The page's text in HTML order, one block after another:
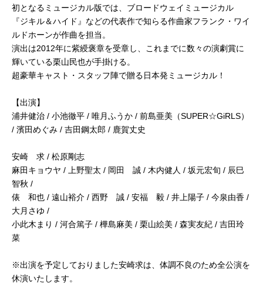
初となるミュージカル版では、ブロードウェイミュージカル
『ジキル＆ハイド』などの代表作で知らる作曲家フランク・ワイ
ルドホーンが作曲を担当。
演出は2012年に紫綬褒章を受章し、これまでに数々の演劇賞に
輝いている栗山民也が手掛ける。
超豪華キャスト・スタッフ陣で贈る日本発ミュージカル！
【出演】
浦井健治 / 小池徹平 / 唯月ふうか / 前島亜美（SUPER☆GiRLS）
/ 濱田めぐみ / 吉田鋼太郎 / 鹿賀丈史
安崎 求 / 松原剛志
麻田キョウヤ / 上野聖太 / 岡田 誠 / 木内健人 / 坂元宏旬 / 辰巳
智秋 /
俵 和也 / 遠山裕介 / 西野 誠 / 安福 毅 / 井上陽子 / 今泉由香 /
大月さゆ /
小此木まり / 河合篤子 / 樺島麻美 / 栗山絵美 / 森実友紀 / 吉田玲
菜
※出演を予定しておりました安崎求は、体調不良のため全公演を
休演いたします。